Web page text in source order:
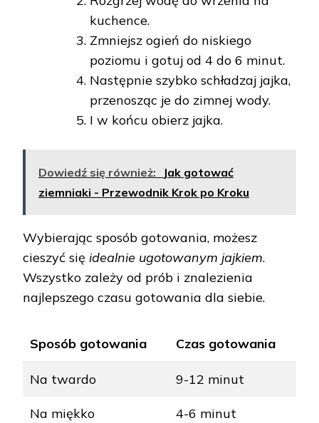
kuchence.
Zmniejsz ogień do niskiego
poziomu i gotuj od 4 do 6 minut.
Następnie szybko schładzaj jajka,
przenosząc je do zimnej wody.
I w końcu obierz jajka.
Dowiedź się również:
Jak gotować
ziemniaki - Przewodnik Krok po Kroku
Wybierając sposób gotowania, możesz
cieszyć się idealnie ugotowanym jajkiem.
Wszystko zależy od prób i znalezienia
najlepszego czasu gotowania dla siebie.
Sposób gotowania Czas gotowania
Na twardo 9-12 minut
Na miękko 4-6 minut